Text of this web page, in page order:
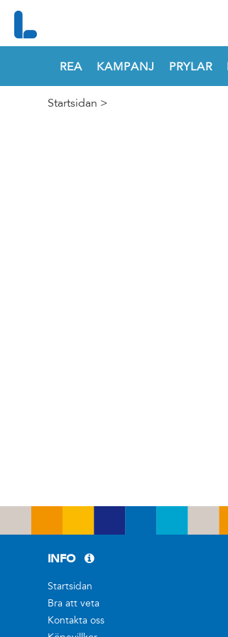
REA KAMPANJ PRYLAR
Startsidan >
INFO
Startsidan
Bra att veta
Kontakta oss